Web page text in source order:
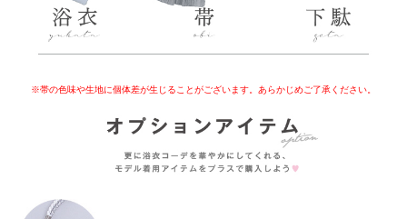
※帯の色味や生地に個体差が生じることがございます。あらかじめご了承ください。